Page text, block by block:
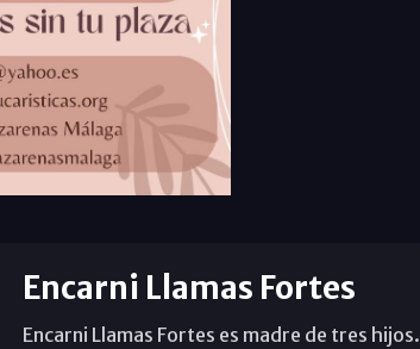
Encarni Llamas Fortes
Encarni Llamas Fortes es madre de tres